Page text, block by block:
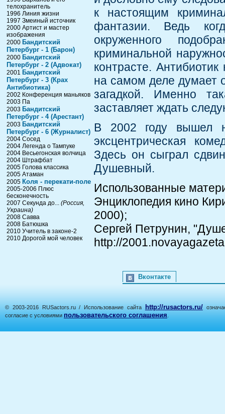
телохранитель
1996 Линия жизни
1997 Змеиный источник
2000 Артист и мастер
изображения
2000 Бандитский
Петербург - 1 (Барон)
2000 Бандитский
Петербург - 2 (Адвокат)
2001 Бандитский
Петербург - 3 (Крах
Антибиотика)
2002 Конференция маньяков
2003 Па
2003 Бандитский
Петербург - 4 (Арестант)
2003 Бандитский
Петербург - 6 (Журналист)
2004 Сосед
2004 Легенда о Тампуке
2004 Весьегонская волчица
2004 Штрафбат
2005 Голова классика
2005 Атаман
2005 Коля - перекати-поле
2005-2006 Плюс
бесконечность
2007 Секунда до... (Россия,
Украина)
2008 Савва
2008 Батюшка
2010 Учитель в законе-2
2010 Дорогой мой человек
к настоящим
фантазии. Ведь
окруженного
криминальной
контрасте.
на самом деле думает
загадкой. Именно
заставляет ждать
В 2002 году вышел
эксцентрическая
Здесь он сыграл
Душевный.
Использованные
Энциклопедия кино
2000);
Сергей Петрунин,
http://
Вконтакте
© 2003-2016 RUSactors.ru / Использование сайта http://rusactors.ru/
согласие с условиями пользовательского соглашения